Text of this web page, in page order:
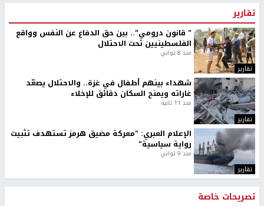
تقارير
تقارير
" قانون درومي".. بين حق الدفاع عن النفس وواقع
الفلسطينيين تحت الاحتلال
منذ 8 ثواني
تقارير
شهداء بينهم أطفال في غزة.. والاحتلال يصعّد
غاراته ويمنح السكان دقائق للإخلاء
منذ 11 ثانية
تقارير
الإعلام العبري: "معركة مضيق هرمز تستهدف تثبيت
رواية سياسية"
منذ 9 ثواني
تصريحات خاصة